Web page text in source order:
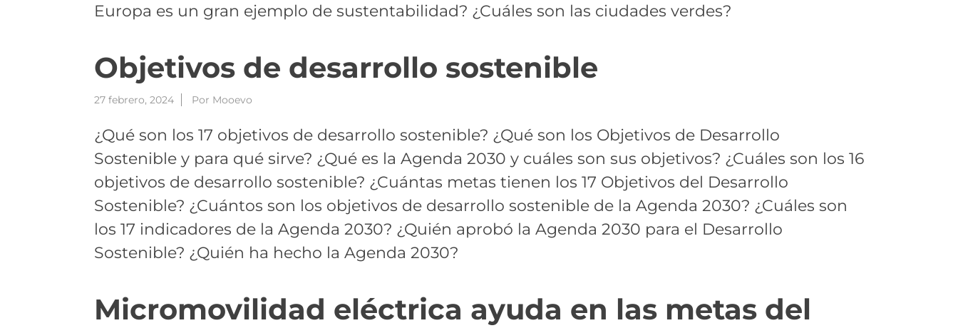
Europa es un gran ejemplo de sustentabilidad? ¿Cuáles son las ciudades verdes?
Objetivos de desarrollo sostenible
27 febrero, 2024 Por Mooevo
¿Qué son los 17 objetivos de desarrollo sostenible? ¿Qué son los Objetivos de Desarrollo
Sostenible y para qué sirve? ¿Qué es la Agenda 2030 y cuáles son sus objetivos? ¿Cuáles son los 16
objetivos de desarrollo sostenible? ¿Cuántas metas tienen los 17 Objetivos del Desarrollo
Sostenible? ¿Cuántos son los objetivos de desarrollo sostenible de la Agenda 2030? ¿Cuáles son
los 17 indicadores de la Agenda 2030? ¿Quién aprobó la Agenda 2030 para el Desarrollo
Sostenible? ¿Quién ha hecho la Agenda 2030?
Micromovilidad eléctrica ayuda en las metas del